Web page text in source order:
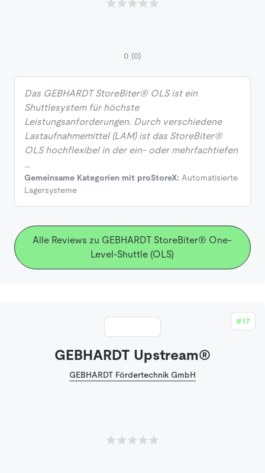
0 (0)
Das GEBHARDT StoreBiter® OLS ist ein
Shuttlesystem für höchste
Leistungsanforderungen. Durch verschiedene
Lastaufnahmemittel (LAM) ist das StoreBiter®
OLS hochflexibel in der ein- oder mehrfachtiefen
…
Gemeinsame Kategorien mit proStoreX: Automatisierte
Lagersysteme
Alle Reviews zu GEBHARDT StoreBiter® One-
Level-Shuttle (OLS)
#17
GEBHARDT Upstream®
GEBHARDT Fördertechnik GmbH